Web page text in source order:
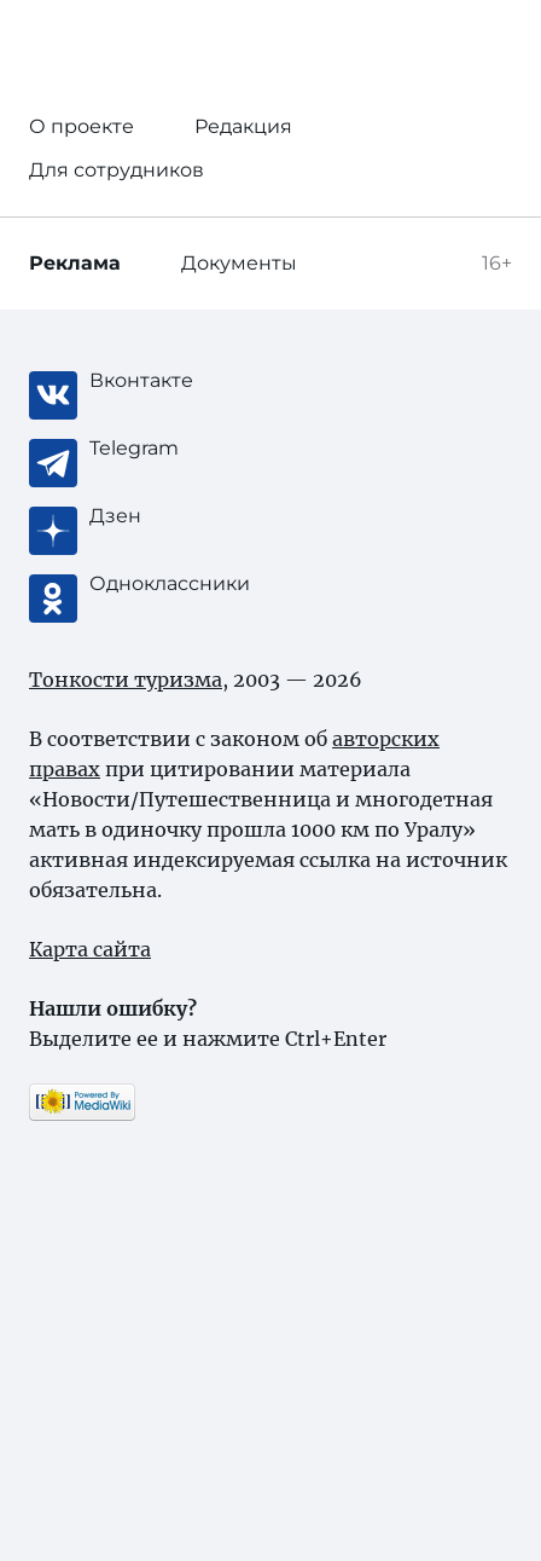
О проекте
Редакция
Для сотрудников
16+
Реклама Документы
Вконтакте
Telegram
Дзен
Одноклассники
Тонкости туризма, 2003 — 2026
В соответствии с законом об авторских
правах при цитировании материала
«Новости/Путешественница и многодетная
мать в одиночку прошла 1000 км по Уралу»
активная индексируемая ссылка на источник
обязательна.
Карта сайта
Нашли ошибку?
Выделите ее и нажмите Ctrl+Enter